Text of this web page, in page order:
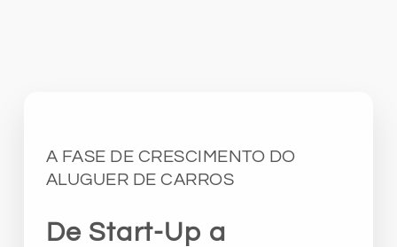
A FASE DE CRESCIMENTO DO
ALUGUER DE CARROS
De Start-Up a